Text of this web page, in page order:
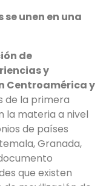
unen en una
de
y
Centroamérica y
de la primera
la materia a nivel
de países
Granada,
que existen